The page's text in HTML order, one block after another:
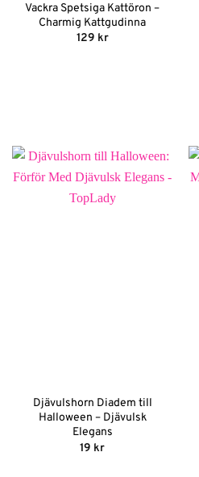
Vackra Spetsiga Kattöron –
Charmig Kattgudinna
129 kr
Djävulshorn Diadem till
Halloween – Djävulsk
Elegans
19 kr